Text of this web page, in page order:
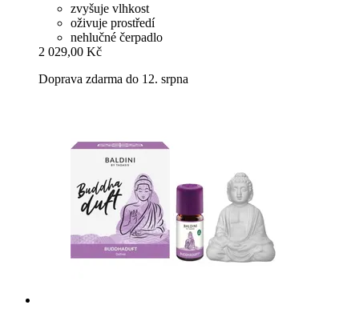
zvyšuje vlhkost
oživuje prostředí
nehlučné čerpadlo
2 029,00 Kč
Doprava zdarma do 12. srpna